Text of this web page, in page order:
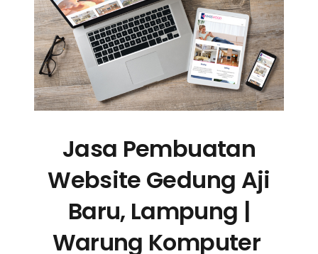
Jasa Pembuatan
Website Gedung Aji
Baru, Lampung |
Warung Komputer